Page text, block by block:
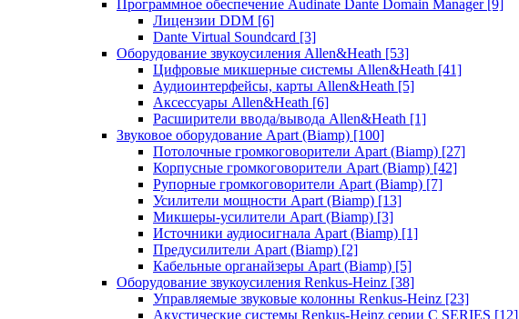
Программное обеспечение Audinate Dante Domain Manager [9]
Лицензии DDM [6]
Dante Virtual Soundcard [3]
Оборудование звукоусиления Allen&Heath [53]
Цифровые микшерные системы Allen&Heath [41]
Аудиоинтерфейсы, карты Allen&Heath [5]
Аксессуары Allen&Heath [6]
Расширители ввода/вывода Allen&Heath [1]
Звуковое оборудование Apart (Biamp) [100]
Потолочные громкоговорители Apart (Biamp) [27]
Корпусные громкоговорители Apart (Biamp) [42]
Рупорные громкоговорители Apart (Biamp) [7]
Усилители мощности Apart (Biamp) [13]
Микшеры-усилители Apart (Biamp) [3]
Источники аудиосигнала Apart (Biamp) [1]
Предусилители Apart (Biamp) [2]
Кабельные органайзеры Apart (Biamp) [5]
Оборудование звукоусиления Renkus-Heinz [38]
Управляемые звуковые колонны Renkus-Heinz [23]
Акустические системы Renkus-Heinz серии C SERIES [12]